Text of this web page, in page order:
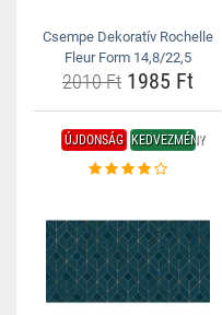
Csempe Dekoratív Rochelle
Fleur Form 14,8/22,5
2010 Ft 1985 Ft
ÚJDONSÁG KEDVEZMÉNY